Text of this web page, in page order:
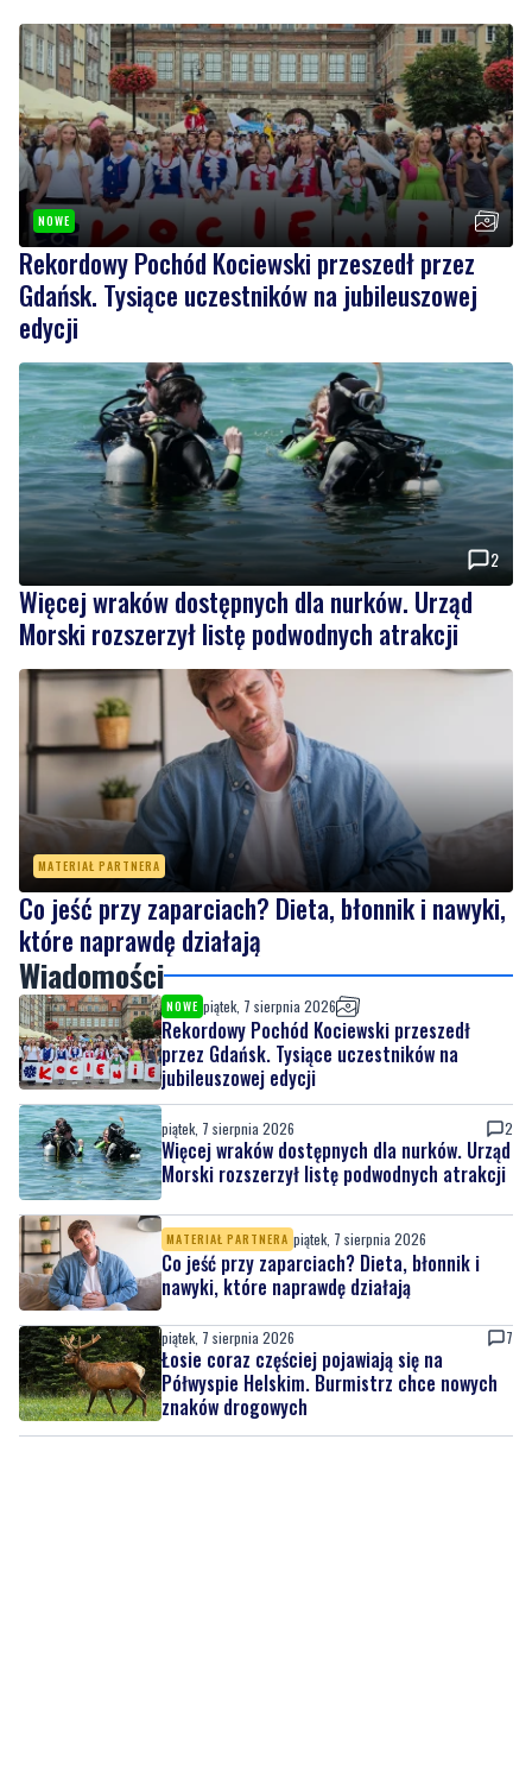
NOWE
Rekordowy Pochód Kociewski przeszedł przez
Gdańsk. Tysiące uczestników na jubileuszowej
edycji
2
Więcej wraków dostępnych dla nurków. Urząd
Morski rozszerzył listę podwodnych atrakcji
MATERIAŁ PARTNERA
Co jeść przy zaparciach? Dieta, błonnik i nawyki,
które naprawdę działają
Wiadomości
NOWE piątek, 7 sierpnia 2026
Rekordowy Pochód Kociewski przeszedł
przez Gdańsk. Tysiące uczestników na
jubileuszowej edycji
piątek, 7 sierpnia 2026 2
Więcej wraków dostępnych dla nurków. Urząd
Morski rozszerzył listę podwodnych atrakcji
MATERIAŁ PARTNERA piątek, 7 sierpnia 2026
Co jeść przy zaparciach? Dieta, błonnik i
nawyki, które naprawdę działają
piątek, 7 sierpnia 2026 7
Łosie coraz częściej pojawiają się na
Półwyspie Helskim. Burmistrz chce nowych
znaków drogowych